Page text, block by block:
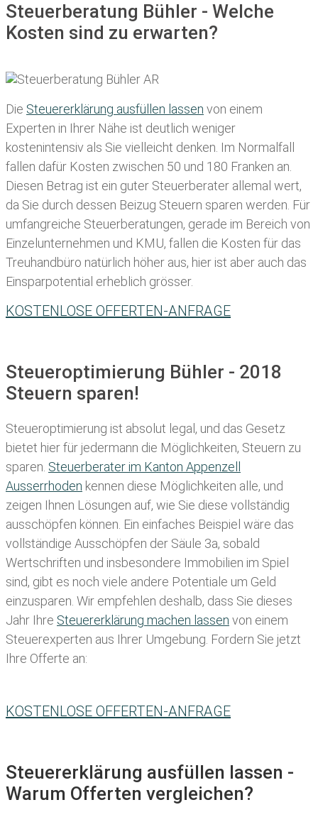
Steuerberatung Bühler - Welche
Kosten sind zu erwarten?
Die Steuererklärung ausfüllen lassen von einem
Experten in Ihrer Nähe ist deutlich weniger
kostenintensiv als Sie vielleicht denken. Im Normalfall
fallen dafür Kosten zwischen 50 und 180 Franken an.
Diesen Betrag ist ein guter Steuerberater allemal wert,
da Sie durch dessen Beizug Steuern sparen werden. Für
umfangreiche Steuerberatungen, gerade im Bereich von
Einzelunternehmen und KMU, fallen die Kosten für das
Treuhandbüro natürlich höher aus, hier ist aber auch das
Einsparpotential erheblich grösser.
KOSTENLOSE OFFERTEN-ANFRAGE
Steueroptimierung Bühler - 2018
Steuern sparen!
Steueroptimierung ist absolut legal, und das Gesetz
bietet hier für jedermann die Möglichkeiten, Steuern zu
sparen. Steuerberater im K anton Appenzell
Ausserrhoden kennen diese Möglichkeiten alle, und
zeigen Ihnen Lösungen auf, wie Sie diese vollständig
ausschöpfen können. Ein einfaches Beispiel wäre das
vollständige Ausschöpfen der Säule 3a, sobald
Wertschriften und insbesondere Immobilien im Spiel
sind, gibt es noch viele andere Potentiale um Geld
einzusparen. Wir empfehlen deshalb, dass Sie dieses
Jahr Ihre Steuererklärung machen lassen von einem
Steuerexperten aus Ihrer Umgebung. Fordern Sie jetzt
Ihre Offerte an:
KOSTENLOSE OFFERTEN-ANFRAGE
Steuererklärung ausfüllen lassen -
Warum Offerten vergleichen?